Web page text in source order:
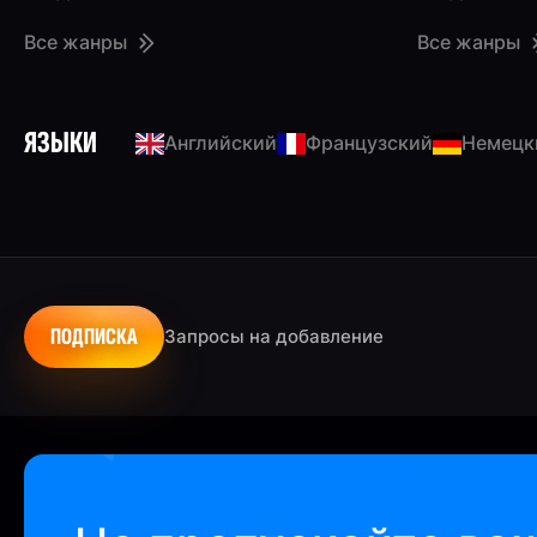
ЯЗЫКИ Английский Французский
Все жанры Все жанры
Запросы на добавление
ПОДПИСКА